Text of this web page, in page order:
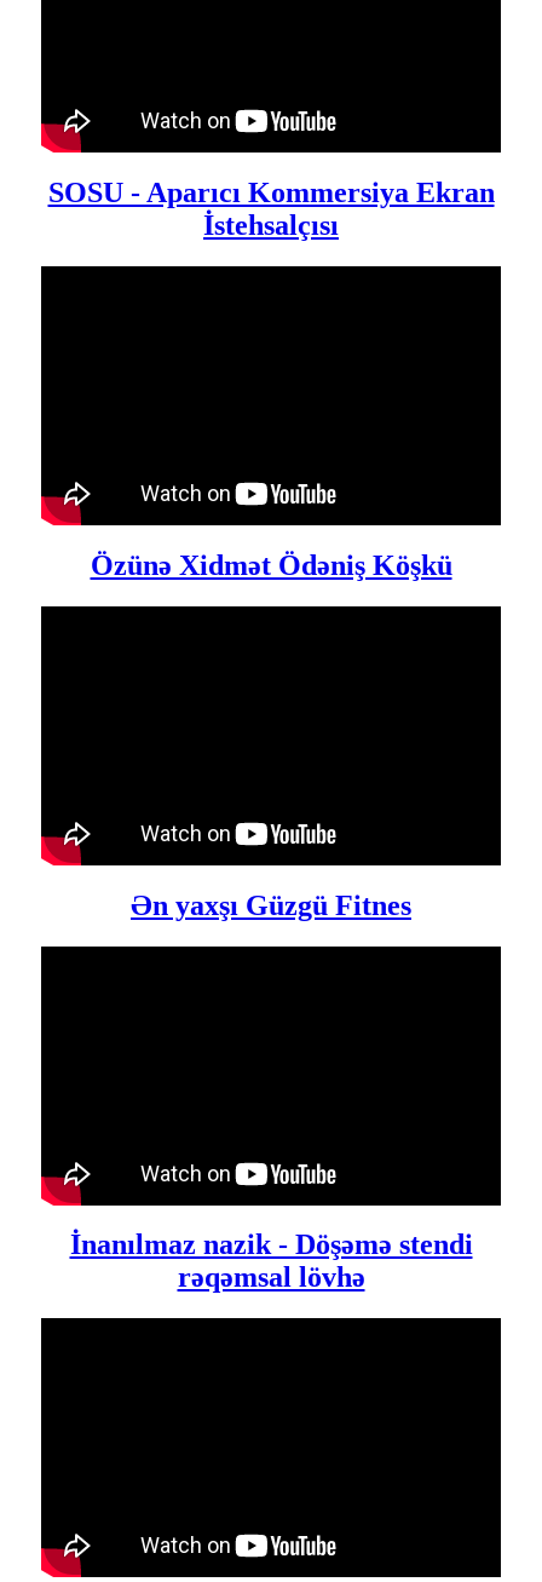
SOSU - Aparıcı Kommersiya Ekran
İstehsalçısı
Özünə Xidmət Ödəniş Köşkü
Ən yaxşı Güzgü Fitnes
İnanılmaz nazik - Döşəmə stendi
rəqəmsal lövhə